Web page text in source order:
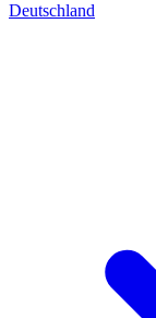
Deutschland